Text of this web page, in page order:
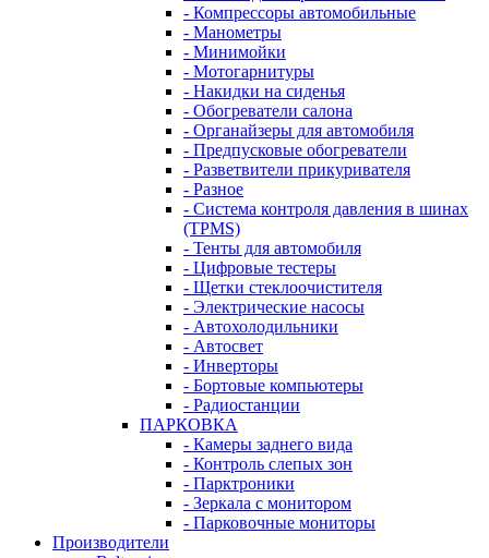
- Компрессоры автомобильные
- Манометры
- Минимойки
- Мотогарнитуры
- Накидки на сиденья
- Обогреватели салона
- Органайзеры для автомобиля
- Предпусковые обогреватели
- Разветвители прикуривателя
- Разное
- Система контроля давления в шинах
(TPMS)
- Тенты для автомобиля
- Цифровые тестеры
- Щетки стеклоочистителя
- Электрические насосы
- Автохолодильники
- Автосвет
- Инверторы
- Бортовые компьютеры
- Радиостанции
ПАРКОВКА
- Камеры заднего вида
- Контроль слепых зон
- Парктроники
- Зеркала с монитором
- Парковочные мониторы
Производители